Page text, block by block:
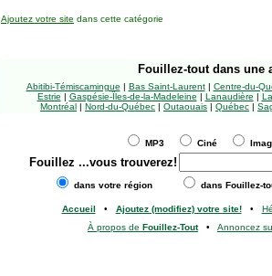
Ajoutez votre site dans cette catégorie
Fouillez-tout dans une
Abitibi-Témiscamingue | Bas Saint-Laurent| Centre-du-
Estrie | Gaspésie-Îles-de-la-Madeleine | Lanaudière |
Montréal | Nord-du-Québec | Outaouais | Québec |
MP3 Ciné
Fouillez ...vous trouverez!
dans votre région dans Fouillez-
Accueil • Ajoutez (modifiez) votre site!•
À propos de Fouillez-Tout• Annoncez